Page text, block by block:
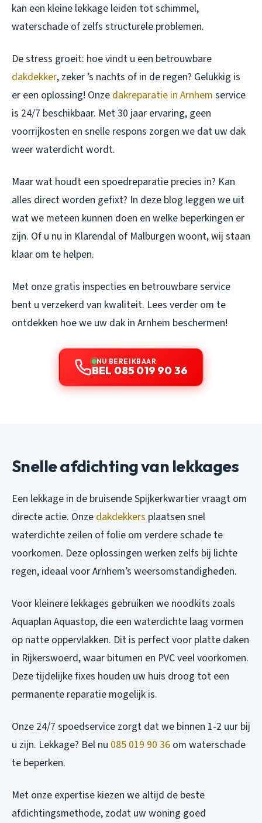
kan een kleine lekkage leiden tot schimmel,
waterschade of zelfs structurele problemen.
De stress groeit: hoe vindt u een betrouwbare
dakdekker, zeker ’s nachts of in de regen? Gelukkig is
er een oplossing! Onze dakreparatie in Arnhem service
is 24/7 beschikbaar. Met 30 jaar ervaring, geen
voorrijkosten en snelle respons zorgen we dat uw dak
weer waterdicht wordt.
Maar wat houdt een spoedreparatie precies in? Kan
alles direct worden gefixt? In deze blog leggen we uit
wat we meteen kunnen doen en welke beperkingen er
zijn. Of u nu in Klarendal of Malburgen woont, wij staan
klaar om te helpen.
Met onze gratis inspecties en betrouwbare service
bent u verzekerd van kwaliteit. Lees verder om te
ontdekken hoe we uw dak in Arnhem beschermen!
NU BEREIKBAAR
BEL 085 019 90 36
Snelle afdichting van lekkages
Een lekkage in de bruisende Spijkerkwartier vraagt om
directe actie. Onze dakdekkers plaatsen snel
waterdichte zeilen of folie om verdere schade te
voorkomen. Deze oplossingen werken zelfs bij lichte
regen, ideaal voor Arnhem’s weersomstandigheden.
Voor kleinere lekkages gebruiken we noodkits zoals
Aquaplan Aquastop, die een waterdichte laag vormen
op natte oppervlakken. Dit is perfect voor platte daken
in Rijkerswoerd, waar bitumen en PVC veel voorkomen.
Deze tijdelijke fixes houden uw huis droog tot een
permanente reparatie mogelijk is.
Onze 24/7 spoedservice zorgt dat we binnen 1-2 uur bij
u zijn. Lekkage? Bel nu 085 019 90 36 om waterschade
te beperken.
Met onze expertise kiezen we altijd de beste
afdichtingsmethode, zodat uw woning goed